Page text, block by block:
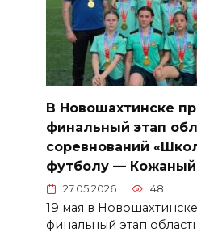
В Новошахтинске
финальный этап
соревнований
футболу —
27.05.2026 48
19 мая в
финальный этап